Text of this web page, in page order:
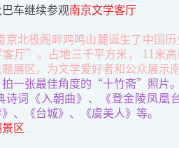
车继续参观南京文学客厅
京北极阁畔鸡鸣山麓诞生了中国
厅”。占地三千平方米， 11米
展区，为文学爱好者和公众展示
一张最佳角度的“十竹斋”照片
词《入朝曲》、《登金陵凤凰
、《台城》、《虞美人》等。
区